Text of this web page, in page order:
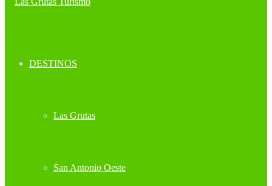
DESTINOS
Las Grutas
San Antonio Oeste